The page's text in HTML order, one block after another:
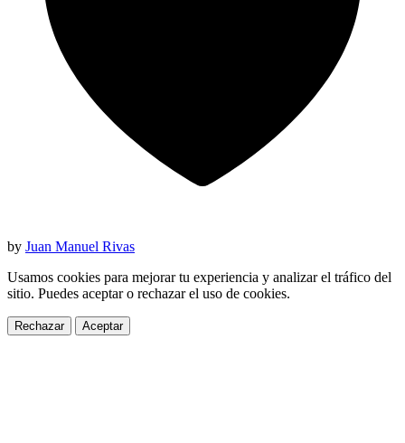
by Juan Manuel Rivas
Usamos cookies para mejorar tu experiencia y analizar el tráfico del
sitio. Puedes aceptar o rechazar el uso de cookies.
Rechazar Aceptar